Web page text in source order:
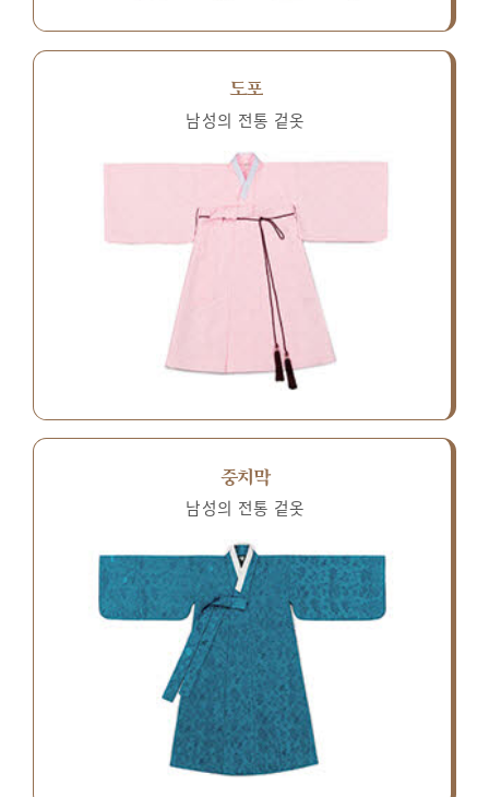
도포
남성의 전통 겉옷
중치막
남성의 전통 겉옷